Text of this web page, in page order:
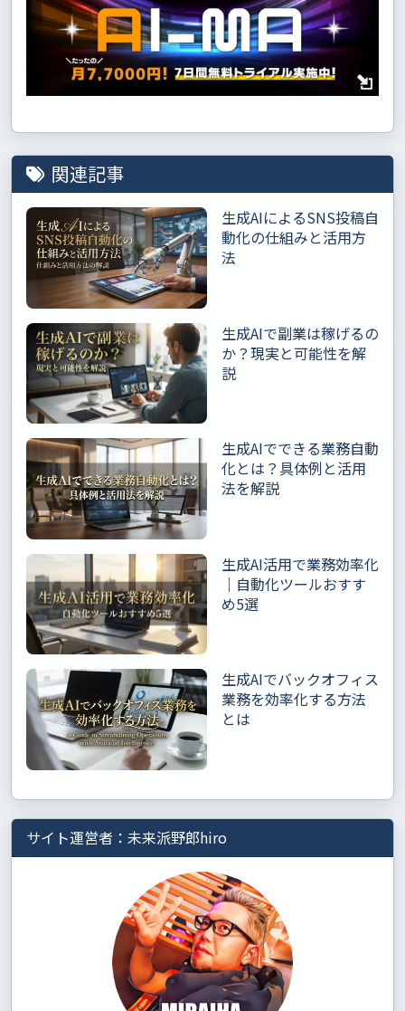
関連記事
生成AIによるSNS投稿自
動化の仕組みと活用方
法
生成AIで副業は稼げるの
か？現実と可能性を解
説
生成AIでできる業務自動
化とは？具体例と活用
法を解説
生成AI活用で業務効率化
｜自動化ツールおすす
め5選
生成AIでバックオフィス
業務を効率化する方法
とは
サイト運営者：未来派野郎hiro